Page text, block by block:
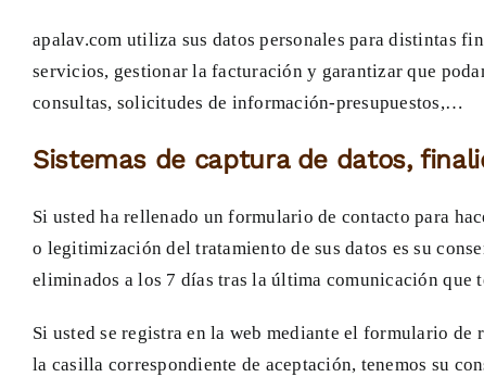
apalav.com utiliza sus datos personales para distintas
servicios, gestionar la facturación y garantizar que
consultas, solicitudes de información-presupuestos,…
Sistemas de captura de datos,
Si usted ha rellenado un formulario de contacto para
o legitimización del tratamiento de sus datos es su
eliminados a los 7 días tras la última comunicación que
Si usted se registra en la web mediante el formulario de
la casilla correspondiente de aceptación, tenemos su